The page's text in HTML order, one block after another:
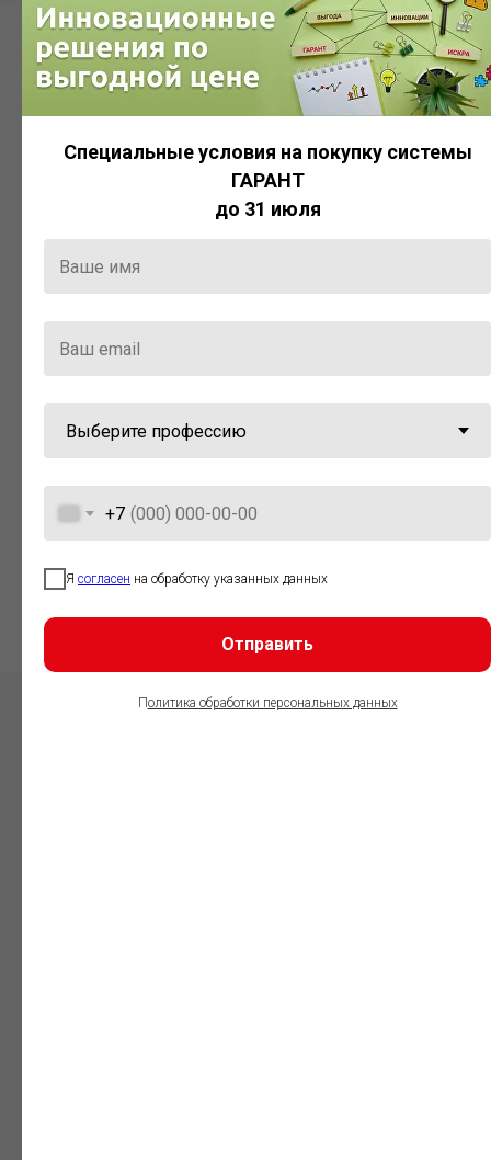
Компания «Гарант» стала
победителем премии «Время
Система
ГАРАНТ
Актуальная правовая информация
и инструменты для максимально
эффективной работы с ней.
Специальные условия на покупку системы
ГАРАНТ
до 31 июля
+7
Я согласен на обработку указанных данных
Отправить
Политика обработки персональных данных